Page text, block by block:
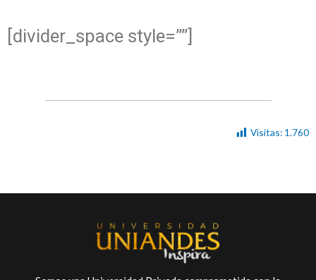
[divider_space style=””]
Visitas: 1.760